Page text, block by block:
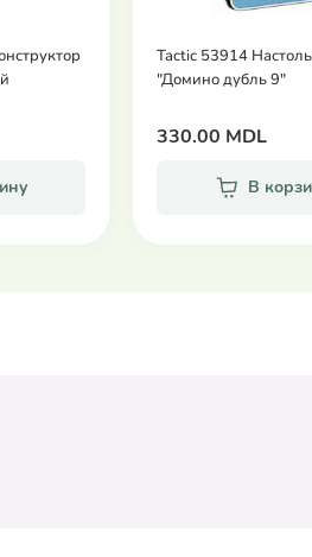
Tactic 53914
"Домино дубль 9"
330.00 MDL
В